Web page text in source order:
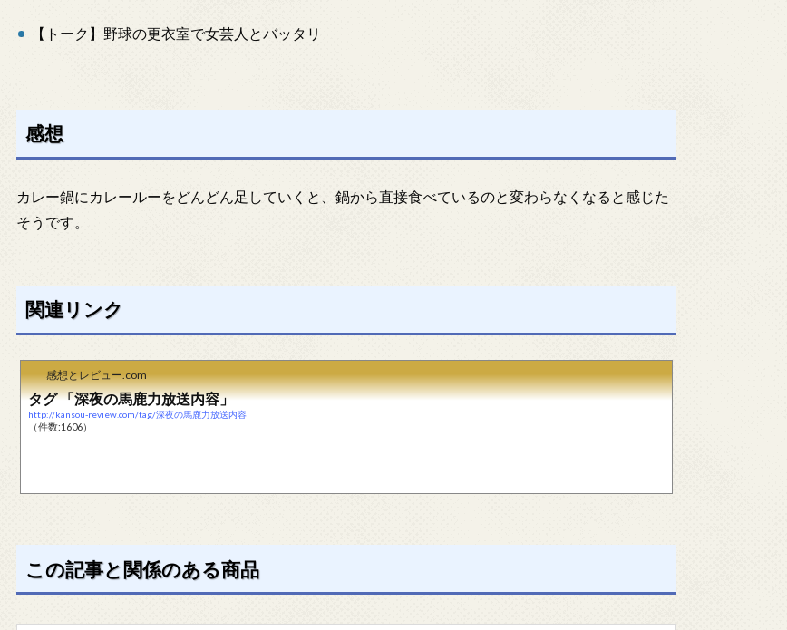
【トーク】野球の更衣室で女芸人とバッタリ
感想
カレー鍋にカレールーをどんどん足していくと、鍋から直接食べているのと変わらなくなると感じた
そうです。
関連リンク
感想とレビュー.com
タグ 「深夜の馬鹿力放送内容」
http://kansou-review.com/tag/深夜の馬鹿力放送内容
（件数:1606）
この記事と関係のある商品